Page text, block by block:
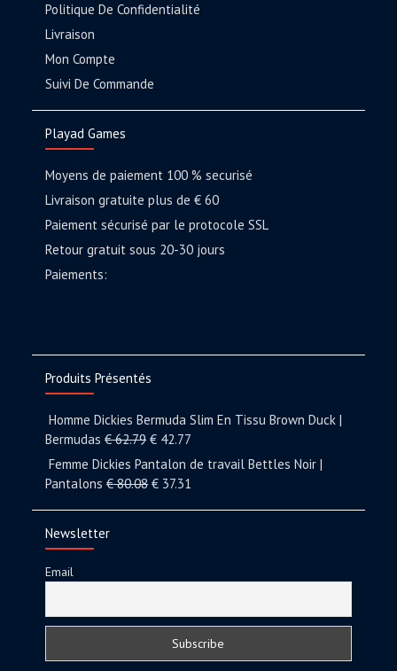
Politique De Confidentialité
Livraison
Mon Compte
Suivi De Commande
Playad Games
Moyens de paiement 100 % securisé
Livraison gratuite plus de € 60
Paiement sécurisé par le protocole SSL
Retour gratuit sous 20-30 jours
Paiements:
Produits Présentés
Homme Dickies Bermuda Slim En Tissu Brown Duck |
Bermudas €62.79 € 42.77
Femme Dickies Pantalon de travail Bettles Noir |
Pantalons €80.08 € 37.31
Newsletter
Email